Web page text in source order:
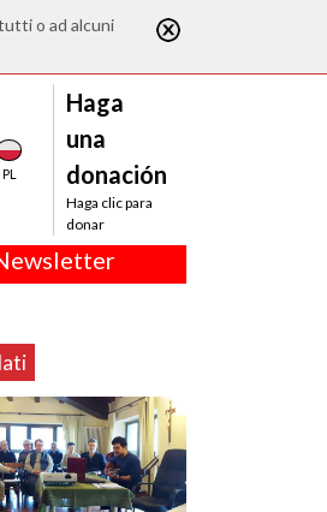
o ad alcuni
PL
Haga
una
donación
Haga clic para
donar